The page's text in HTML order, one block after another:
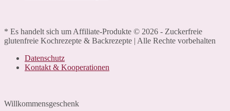
* Es handelt sich um Affiliate-Produkte © 2026 - Zuckerfreie
glutenfreie Kochrezepte & Backrezepte | Alle Rechte vorbehalten
Datenschutz
Kontakt & Kooperationen
Willkommensgeschenk